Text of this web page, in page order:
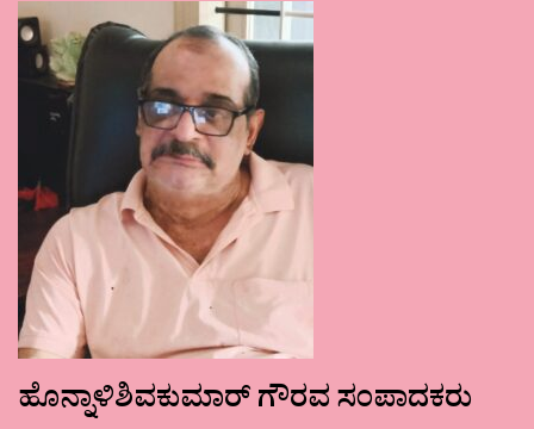
ಹೊನ್ನಾಳಿಶಿವಕುಮಾರ್ ಗೌರವ ಸಂಪಾದಕರು